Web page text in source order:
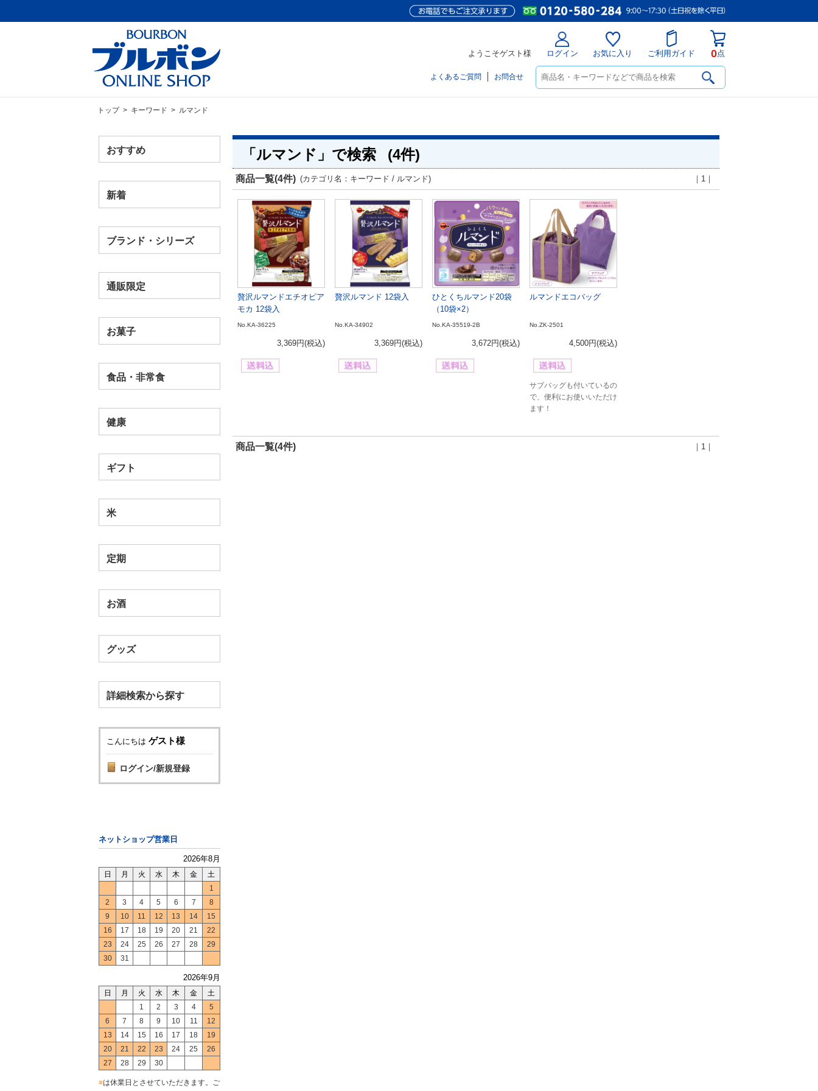
ようこそゲスト様 ログイン お気に入り ご利用ガイド 0点
よくあるご質問 お問合せ
トップ> キーワード > ルマンド
おすすめ
新着
ブランド・シリーズ
通販限定
お菓子
食品・非常食
健康
ギフト
米
定期
お酒
グッズ
詳細検索から探す
こんにちは ゲスト様
ログイン/新規登録
ネットショップ営業日
2026年8月
日 月 火 水 木 金
土
1
2
3 4 5 6 7
8
9
10 11 12 13 14
15
16
17 18 19 20 21
22
23
24 25 26 27 28
29
30
31
2026年9月
日 月 火 水 木 金
土
1
2 3 4
5
6
7 8 9 10 11
12
13
14 15 16 17 18
19
20
21 22 23 24 25
26
27
28 29 30
■は休業日とさせていただきます。ご
「ルマンド」で検索 (4件)
商品一覧(4件) ｜1｜
(カテゴリ名：キーワード / ルマンド)
贅沢ルマンドエチオピア
モカ 12袋入
No.KA-36225
3,369円(税込)
贅沢ルマンド 12袋入
No.KA-34902
3,369円(税込)
ひとくちルマンド20袋
（10袋×2）
No.KA-35519-2B
3,672円(税込)
ルマンドエコバッグ
No.ZK-2501
4,500円(税込)
サブバッグも付いているの
で、便利にお使いいただけ
ます！
商品一覧(4件) ｜1｜